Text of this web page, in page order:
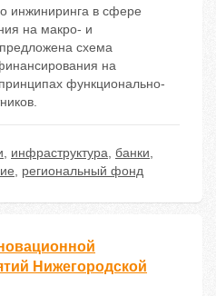
инжиниринга в сфере
на макро- и
схема
на
функционально-
, инфраструктура, банки,
, региональный фонд
Нижегородской